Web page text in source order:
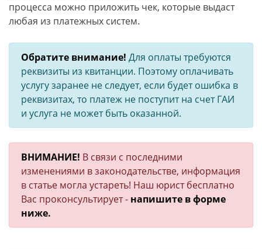
процесса можно приложить чек, которые выдаст
любая из платежных систем.
Обратите внимание! Для оплаты требуются
реквизиты из квитанции. Поэтому оплачивать
услугу заранее не следует, если будет ошибка в
реквизитах, то платеж не поступит на счет ГАИ
и услуга не может быть оказанной.
ВНИМАНИЕ! В связи с последними
изменениями в законодательстве, информация
в статье могла устареть! Наш юрист бесплатно
Вас проконсультирует - напишите в форме
ниже.